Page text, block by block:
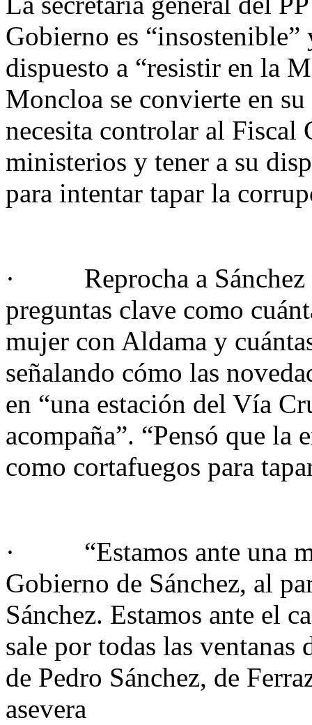
Gobierno es “insostenible”
dispuesto a “resistir en la
Moncloa se convierte en
necesita controlar al Fiscal
ministerios y tener a su
para intentar tapar la
· Reprocha a Sánchez
preguntas clave como
mujer con Aldama y
señalando cómo las
en “una estación del Vía
acompaña”. “Pensó que
como cortafuegos para
· “Estamos ante una
Gobierno de Sánchez, al
Sánchez. Estamos ante el
sale por todas las
de Pedro Sánchez, de
asevera